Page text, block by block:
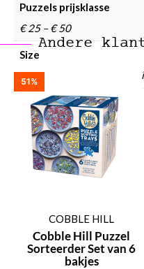
Puzzels prijsklasse
€ 25 – € 50
Size
King Size, Medium, Royal
Andere
51%
COBBLE HILL
Cobble Hill Puzzel
Sorteerder Set van 6
bakjes